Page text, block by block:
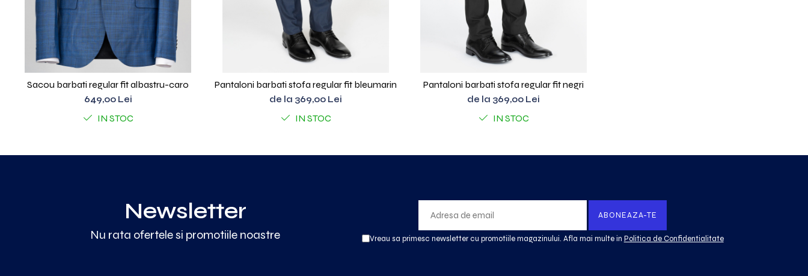
Sacou barbati regular fit albastru-caro
649,00 Lei
IN STOC
Pantaloni barbati stofa regular fit bleumarin
de la 369,00 Lei
IN STOC
Pantaloni barbati stofa regular fit negri
de la 369,00 Lei
IN STOC
Newsletter
Nu rata ofertele si promotiile noastre Vreau sa primesc newsletter cu promotiile magazinului. Afla mai multe in Politica de Confidentialitate